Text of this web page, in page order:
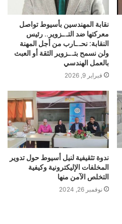
نقابة المهندسين بأسيوط تواصل
معركتها ضد التـ.ـزوير.. رئيس
النقابة: نحـ.ـارب من أجل المهنة
ولن نسمح بتـ.ـزوير الثقة أو العبث
بالعمل الهندسي
فبراير 9, 2026
ندوة تثقيفية لنيل أسيوط حول تدوير
المخلفات الإليكترونية وكيفية
التخلص الآمن منها
نوفمبر 26, 2024